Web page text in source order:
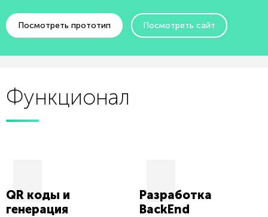
Посмотреть прототип Посмотреть сайт
Функционал
QR коды и
генерация
Разработка
BackEnd